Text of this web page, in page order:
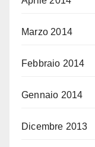
Marzo 2014
Febbraio 2014
Gennaio 2014
Dicembre 2013